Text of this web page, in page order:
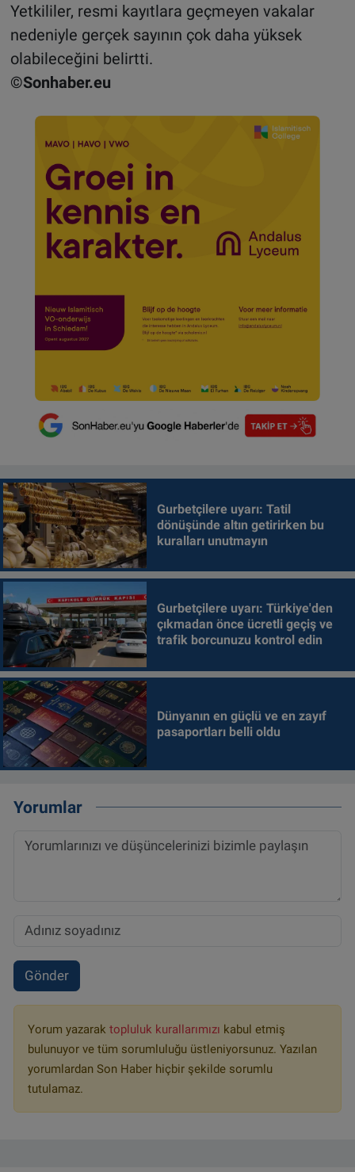
Yetkililer, resmi kayıtlara geçmeyen vakalar
nedeniyle gerçek sayının çok daha yüksek
olabileceğini belirtti.
©Sonhaber.eu
Gurbetçilere uyarı: Tatil
dönüşünde altın getirirken bu
kuralları unutmayın
Gurbetçilere uyarı: Türkiye'den
çıkmadan önce ücretli geçiş ve
trafik borcunuzu kontrol edin
Dünyanın en güçlü ve en zayıf
pasaportları belli oldu
Yorumlar
Gönder
Yorum yazarak topluluk kurallarımızı kabul etmiş
bulunuyor ve tüm sorumluluğu üstleniyorsunuz. Yazılan
yorumlardan Son Haber hiçbir şekilde sorumlu
tutulamaz.